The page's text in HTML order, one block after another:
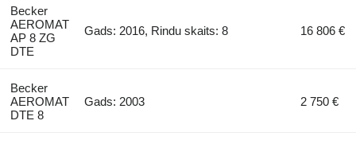
Becker
AEROMAT
AP 8 ZG
DTE
Gads: 2016, Rindu skaits: 8 16 806 €
Becker
AEROMAT
DTE 8
Gads: 2003 2 750 €